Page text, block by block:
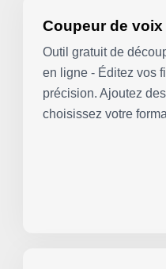
Coupeur de voix
Outil gratuit de
en ligne - Éditez vos
précision. Ajoutez
choisissez votre